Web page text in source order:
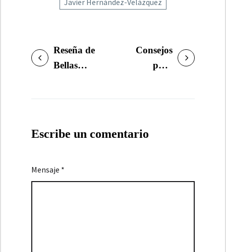
Javier Hernández-Velázquez
NAVEGACIÓN
Reseña de
Bellas
Consejos
para
revisión
Escribe un comentario
Mensaje *